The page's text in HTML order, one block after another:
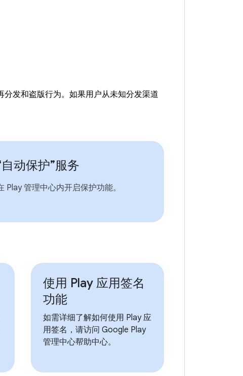
发和盗版行为。如果用户从未知分发渠道
动保护”服务
Play 管理中心内开启保护功能。
使用 Play 应用签名
功能
如需详细了解如何使用 Play 应
用签名，请访问 Google Play
管理中心帮助中心。